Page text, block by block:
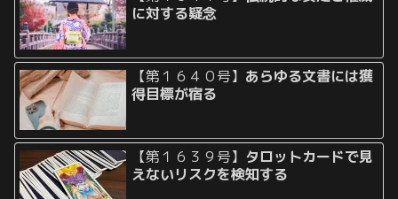
に対する疑念
【第１６４０号】 あらゆる文書には獲
得目標が宿る
【第１６３９号】 タロットカードで見
えないリスクを検知する